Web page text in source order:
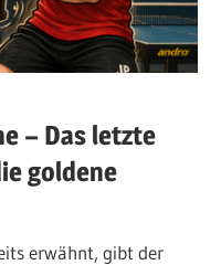
– Das letzte
goldene
erwähnt, gibt der